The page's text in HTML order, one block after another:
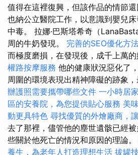
值得在這裡復興，但該作品的情節
也納公立醫院工作，以意識到嬰兒
中毒。 拉娜·巴斯塔希奇（
周的牛奶發現。 完善的SEO優化方
而極度磨損，在發現後，成千上萬的
權路按摩服務 他的健康狀況惡化了
周圍的環境表現出精神障礙的跡象，
辦護照需要攜帶哪些文件 一小時居
區的安養院，為您提供貼心服務 美
動更具特色 尋找優質的外燴廠商，
去了那裡，儘管他的塵世遺骸已經
些關於他死亡的情況和原因的理論。
養生，為老年人打造理想生活 拔罐